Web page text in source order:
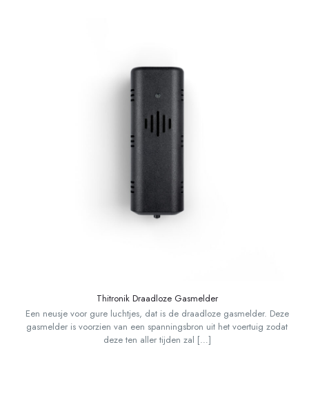
Thitronik Draadloze Gasmelder
Een neusje voor gure luchtjes, dat is de draadloze gasmelder. Deze
gasmelder is voorzien van een spanningsbron uit het voertuig zodat
deze ten aller tijden zal […]